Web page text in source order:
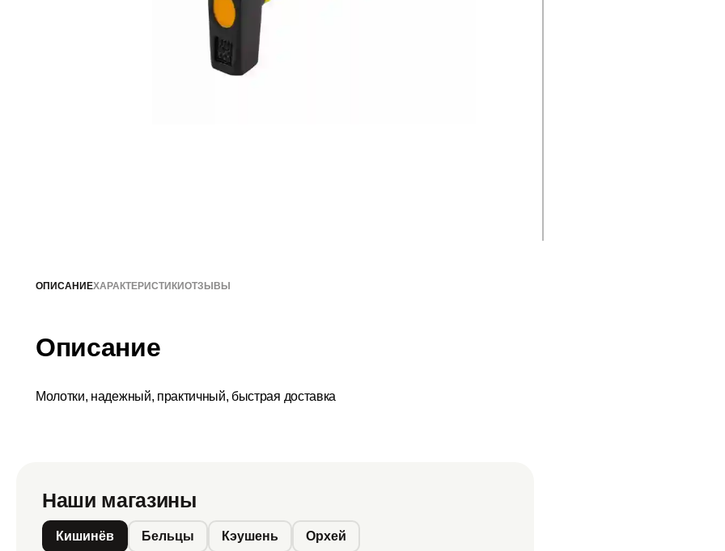
ОПИСАНИЕХАРАКТЕРИСТИКИОТЗЫВЫ
Описание
Молотки, надежный, практичный, быстрая доставка
Наши магазины
Кишинёв Бельцы Кэушень Орхей